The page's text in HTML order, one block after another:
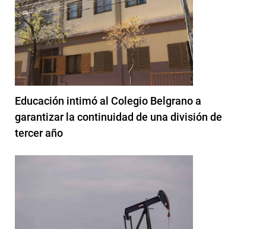
Educación intimó al Colegio Belgrano a
garantizar la continuidad de una división de
tercer año